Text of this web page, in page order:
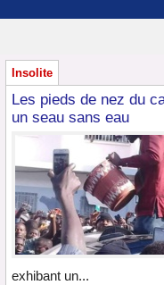
Insolite
Les pieds de nez du
un seau sans eau
exhibant un...